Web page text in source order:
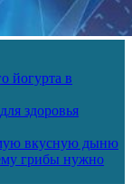
йогурта в
здоровья
вкусную дыню
грибы нужно